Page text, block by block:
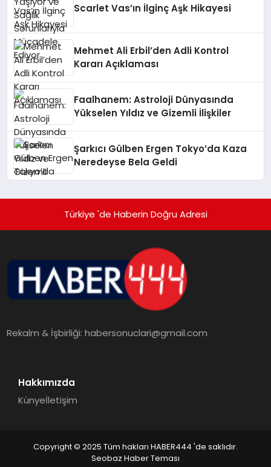
Scarlet Vas’ın İlginç Aşk Hikayesi
Mehmet Ali Erbil’den Adli Kontrol
Kararı Açıklaması
Faalhanem: Astroloji Dünyasında
Yükselen Yıldız ve Gizemli İlişkiler
Şarkıcı Gülben Ergen Tokyo’da Kaza
Neredeyse Bela Geldi
Türkiye 'de Haberin Doğru Adresi
Rekalm & İşbirliği:habersonuclari@gmail.com
Hakkımızda
Künyeİletişim
Copyright © 2025 Tüm hakları HABER444 'de saklıdır.
Seobaz Haber Teması